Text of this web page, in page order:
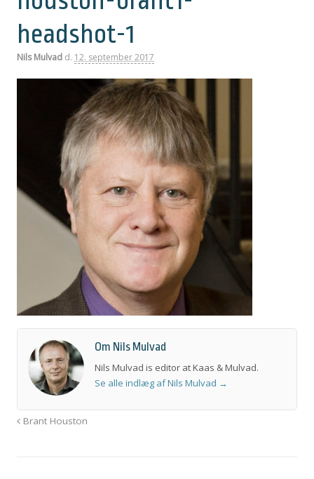
headshot-1
Nils Mulvad d. 12. september 2017
Om Nils Mulvad
Nils Mulvad is editor at Kaas & Mulvad.
Se alle indlæg af Nils Mulvad →
Brant Houston